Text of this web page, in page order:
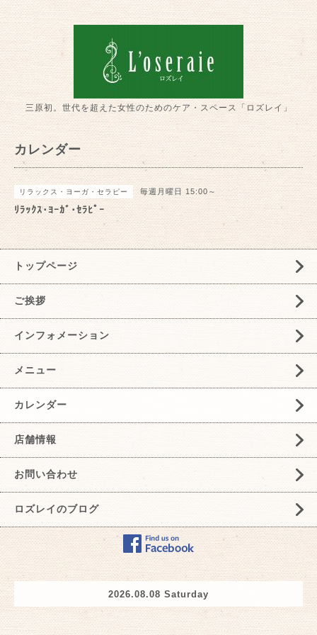
三原初。世代を超えた女性のためのケア・スペース「ロズレイ」
カレンダー
リラックス・ヨーガ・セラピー 毎週月曜日 15:00～
ﾘﾗｯｸｽ･ﾖｰｶﾞ･ｾﾗﾋﾟｰ
トップページ
ご挨拶
インフォメーション
メニュー
カレンダー
店舗情報
お問い合わせ
ロズレイのブログ
2026.08.08 Saturday